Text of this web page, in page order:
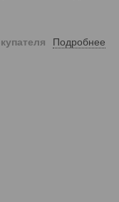
Подробнее